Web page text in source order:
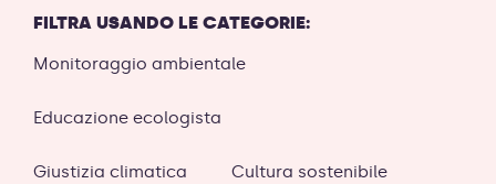
FILTRA USANDO LE CATEGORIE:
Monitoraggio ambientale
Educazione ecologista
Giustizia climatica Cultura sostenibile